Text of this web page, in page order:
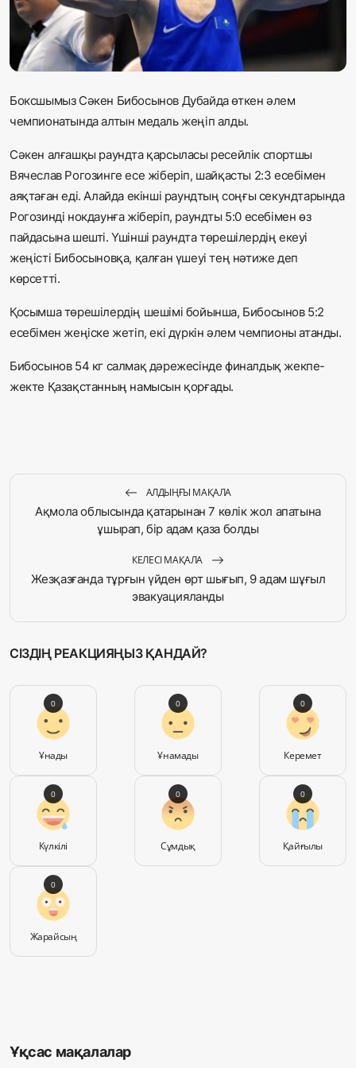
Жаңалықтар
Қоғам
Әлем
Журналистік зерттеу
Қазақ тілі
Боксшымыз Сәкен Бибосынов Дубайда өткен әлем
чемпионатында алтын медаль жеңіп алды.
Сәкен алғашқы раундта қарсыласы ресейлік спортшы
Вячеслав Рогозинге есе жіберіп, шайқасты 2:3 есебімен
аяқтаған еді. Алайда екінші раундтың соңғы секундтарында
Рогозинді нокдаунға жіберіп, раундты 5:0 есебімен өз
пайдасына шешті. Үшінші раундта төрешілердің екеуі
жеңісті Бибосыновқа, қалған үшеуі тең нәтиже деп
көрсетті.
Қосымша төрешілердің шешімі бойынша, Бибосынов 5:2
есебімен жеңіске жетіп, екі дүркін әлем чемпионы атанды.
Бибосынов 54 кг салмақ дәрежесінде финалдық жекпе-
жекте Қазақстанның намысын қорғады.
АЛДЫҢҒЫ МАҚАЛА
Ақмола облысында қатарынан 7 көлік жол апатына
ұшырап, бір адам қаза болды
КЕЛЕСІ МАҚАЛА
Жезқазғанда тұрғын үйден өрт шығып, 9 адам шұғыл
эвакуацияланды
СІЗДІҢ РЕАКЦИЯҢЫЗ ҚАНДАЙ?
Ұнады
0
Ұнамады
0
Керемет
0
Күлкілі
0
Сұмдық
0
Қайғылы
0
Жарайсың
0
Ұқсас мақалалар